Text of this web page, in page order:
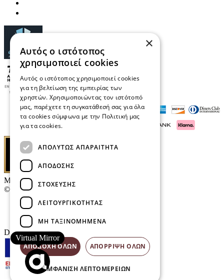
Μαρκάκης Οπτικά
© 2026
Επικοινωνία
E-Volution Awards
Designed & developed by
Virtual Mirror
×
Αυτός ο ιστότοπος
χρησιμοποιεί cookies
Αυτός ο ιστότοπος χρησιμοποιεί cookies
για τη βελτίωση της εμπειρίας των
χρηστών. Χρησιμοποιώντας τον ιστότοπό
μας, παρέχετε τη συγκατάθεσή σας για όλα
τα cookies σύμφωνα με την Πολιτική μας
για τα cookies.
ΑΠΟΛΎΤΩΣ ΑΠΑΡΑΊΤΗΤΑ
ΑΠΌΔΟΣΗΣ
ΣΤΌΧΕΥΣΗΣ
ΛΕΙΤΟΥΡΓΙΚΌΤΗΤΑΣ
ΜΗ ΤΑΞΙΝΟΜΗΜΈΝΑ
ΑΠΟΔΟΧΉ ΌΛΩΝ ΑΠΌΡΡΙΨΗ ΌΛΩΝ
ΕΜΦΆΝΙΣΗ ΛΕΠΤΟΜΕΡΕΙΏΝ